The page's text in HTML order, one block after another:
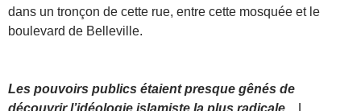
dans un tronçon de cette rue, entre cette mosquée et le
boulevard de Belleville.
Les pouvoirs publics étaient presque gênés de
découvrir l’idéologie islamiste la plus radicale… L